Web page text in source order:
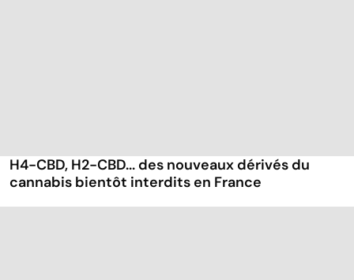
H4-CBD, H2-CBD... des nouveaux dérivés du
cannabis bientôt interdits en France